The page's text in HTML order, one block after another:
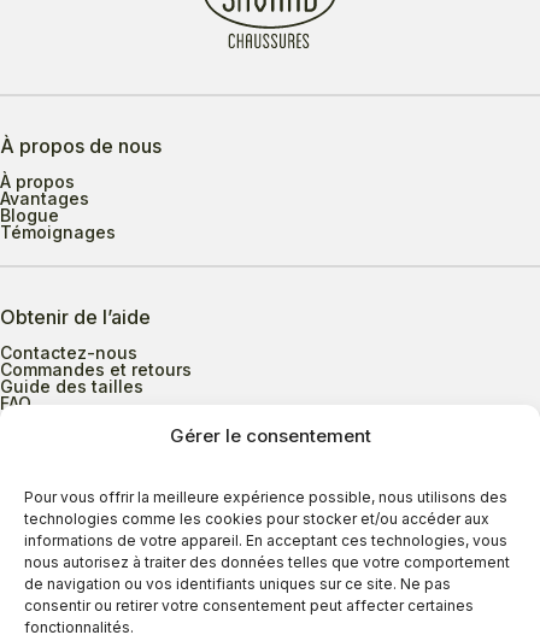
Gérer le consentement
Pour vous offrir la meilleure expérience possible, nous utilisons des
technologies comme les cookies pour stocker et/ou accéder aux
informations de votre appareil. En acceptant ces technologies, vous
nous autorisez à traiter des données telles que votre comportement
de navigation ou vos identifiants uniques sur ce site. Ne pas
consentir ou retirer votre consentement peut affecter certaines
fonctionnalités.
À propos de nous
À propos
Avantages
Blogue
Témoignages
Obtenir de l’aide
Contactez-nous
Commandes et retours
Guide des tailles
FAQ
Heures d’ouverture
Lundi au mercredi
9h00 à 17h30
Jeudi
9h00 à 20h00
Vendredi
9h00 à 18h00